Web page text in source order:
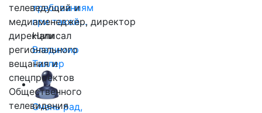
требованиям
при такой…
Написал
Владимир
Таллер
Очень рад,
телеведущий и
медиаменеджер, директор
дирекции
регионального
вещания и
спецпроектов
Общественного
телевидения